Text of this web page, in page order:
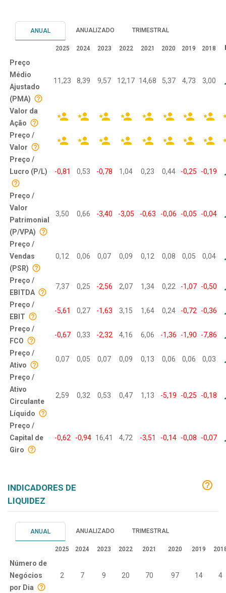
ANUAL ANUALIZADO TRIMESTRAL
2025 2024 2023 2022 2021 2020 2019 2018
Preço
Médio
Ajustado
(PMA)
11,23 8,39 9,57 12,17 14,68 5,37 4,73 3,00
Valor da
Ação
Preço /
Valor
Preço /
Lucro (P/L)
-0,81 0,53 -0,78 1,04 0,23 0,44 -0,25 -0,19
Preço /
Valor
Patrimonial
(P/VPA)
3,50 0,66 -3,40 -3,05 -0,63 -0,06 -0,05 -0,04
Preço /
Vendas
(PSR)
0,12 0,06 0,07 0,09 0,12 0,08 0,05 0,04
Preço /
EBITDA
7,37 0,25 -2,56 2,07 1,34 0,22 -1,07 -0,50
Preço /
EBIT
-5,61 0,27 -1,63 3,15 1,64 0,24 -0,72 -0,36
Preço /
FCO
-0,67 0,33 -2,32 4,16 6,06 -1,36 -1,90 -7,86
Preço /
Ativo
0,07 0,05 0,07 0,09 0,13 0,06 0,06 0,03
Preço /
Ativo
Circulante
Líquido
2,59 0,32 0,53 0,47 1,13 -5,19 -0,25 -0,18
Preço /
Capital de
Giro
-0,62 -0,94 16,41 4,72 -3,51 -0,14 -0,08 -0,07
INDICADORES DE
LIQUIDEZ
ANUAL ANUALIZADO TRIMESTRAL
2025 2024 2023 2022 2021 2020 2019
Número de
Negócios
por Dia
2 7 9 20 70 97 14 4